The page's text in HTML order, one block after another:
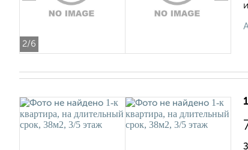
2/6